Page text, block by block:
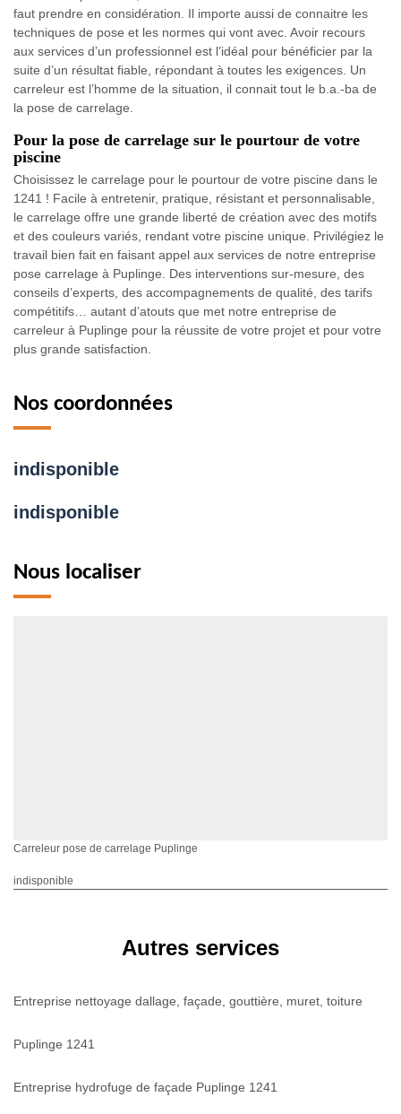
faut prendre en considération. Il importe aussi de connaitre les
techniques de pose et les normes qui vont avec. Avoir recours
aux services d’un professionnel est l’idéal pour bénéficier par la
suite d’un résultat fiable, répondant à toutes les exigences. Un
carreleur est l’homme de la situation, il connait tout le b.a.-ba de
la pose de carrelage.
Pour la pose de carrelage sur le pourtour de votre
piscine
Choisissez le carrelage pour le pourtour de votre piscine dans le
1241 ! Facile à entretenir, pratique, résistant et personnalisable,
le carrelage offre une grande liberté de création avec des motifs
et des couleurs variés, rendant votre piscine unique. Privilégiez le
travail bien fait en faisant appel aux services de notre entreprise
pose carrelage à Puplinge. Des interventions sur-mesure, des
conseils d’experts, des accompagnements de qualité, des tarifs
compétitifs… autant d’atouts que met notre entreprise de
carreleur à Puplinge pour la réussite de votre projet et pour votre
plus grande satisfaction.
Nos coordonnées
indisponible
indisponible
Nous localiser
Carreleur pose de carrelage Puplinge
indisponible
Autres services
Entreprise nettoyage dallage, façade, gouttière, muret, toiture
Puplinge 1241
Entreprise hydrofuge de façade Puplinge 1241